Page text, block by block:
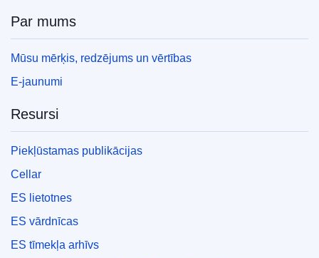
Par mums
Mūsu mērķis, redzējums un vērtības
E-jaunumi
Resursi
Piekļūstamas publikācijas
Cellar
ES lietotnes
ES vārdnīcas
ES tīmekļa arhīvs